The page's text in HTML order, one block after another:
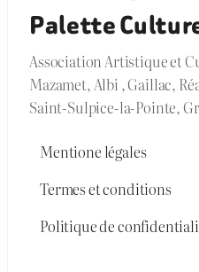
Palette
Association Artistique et
Mazamet, Albi , Gaillac,
Saint-Sulpice-la-Pointe,
Mentione légales
Termes et conditions
Politique de